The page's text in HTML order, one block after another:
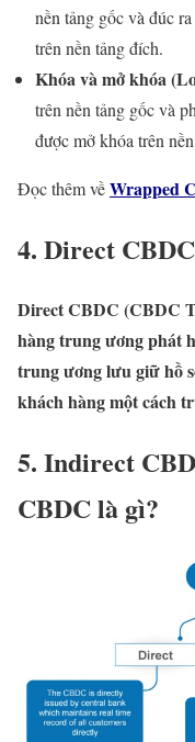
nền tảng gốc và đúc
trên nền tảng đích.
Khóa và mở khóa
trên nền tảng gốc và
được mở khóa trên
Đọc thêm vềWrapped
4. Direct
Direct CBDC (CBDC
hàng trung ương phát
trung ương lưu giữ hồ
khách hàng một cách
5. Indirect
CBDC là gì?